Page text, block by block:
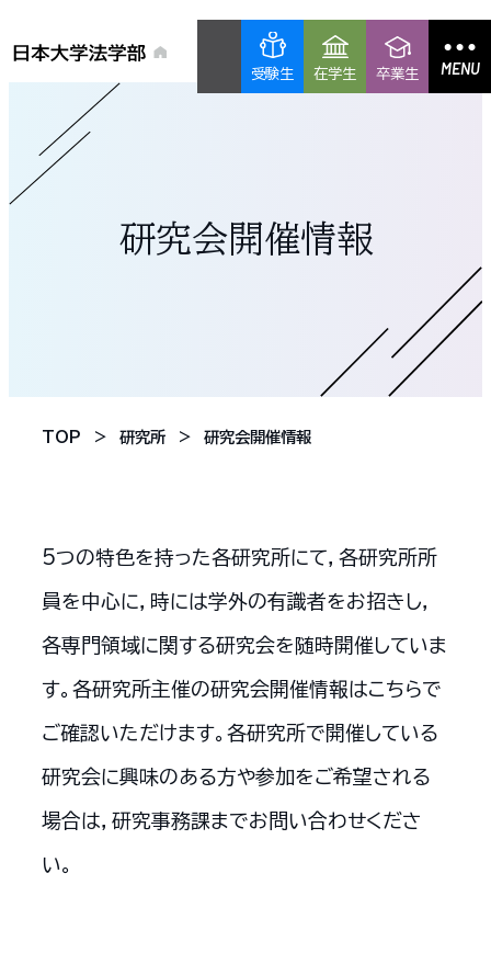
受験生 在学生 卒業生 MENU
研究会開催情報
TOP 研究所 研究会開催情報
5つの特色を持った各研究所にて，各研究所所
員を中心に，時には学外の有識者をお招きし，
各専門領域に関する研究会を随時開催していま
す。各研究所主催の研究会開催情報はこちらで
ご確認いただけます。各研究所で開催している
研究会に興味のある方や参加をご希望される
場合は，研究事務課までお問い合わせくださ
い。